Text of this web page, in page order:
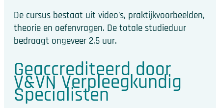
De cursus bestaat uit video’s, praktijkvoorbeelden,
theorie en oefenvragen. De totale studieduur
bedraagt ongeveer 2,5 uur.
Geaccrediteerd door
V&VN Verpleegkundig
Specialisten